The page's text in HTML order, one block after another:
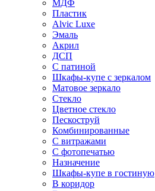
МДФ
Пластик
Alvic Luxe
Эмаль
Акрил
ДСП
С патиной
Шкафы-купе с зеркалом
Матовое зеркало
Стекло
Цветное стекло
Пескоструй
Комбинированные
С витражами
С фотопечатью
Назначение
Шкафы-купе в гостиную
В коридор